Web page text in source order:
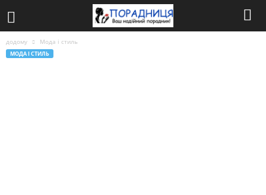
додому Мода і стиль
МОДА І СТИЛЬ